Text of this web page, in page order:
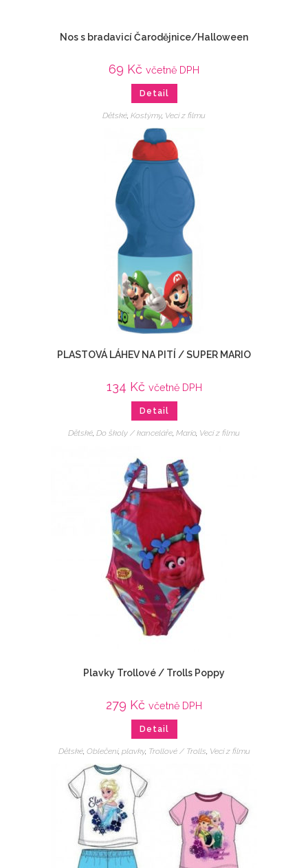
Nos s bradavicí Čarodějnice/Halloween
69 Kč včetně DPH
Detail
Dětské Kostýmy, Veci z filmu
PLASTOVÁ LÁHEV NA PITÍ / SUPER MARIO
134 Kč včetně DPH
Detail
Dětské, Do školy / kanceláře, Mario, Veci z filmu
Plavky Trollové / Trolls Poppy
279 Kč včetně DPH
Detail
Dětské, Oblečení, plavky, Trollové / Trolls Veci z filmu